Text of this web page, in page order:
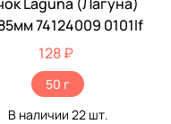
74124009 0101lf
128 ₽
50 г
В наличии 22шт.